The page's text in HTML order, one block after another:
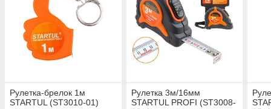
Рулетка-брелок 1м
STARTUL (ST3010-01)
Рулетка 3м/16мм
STARTUL PROFI (ST3008-